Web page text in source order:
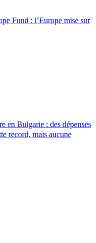
Fund : l’Europe mise sur
en Bulgarie : des dépenses
record, mais aucune